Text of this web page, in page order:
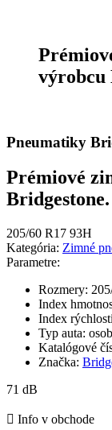
výrobcu
Pneumatiky
Prémiové
Bridgestone.
205/60 R17 93H
Kategória: Zimné
Parametre:
Rozmery:
Index
Index
Typ auta:
Katalógové
Značka:
71 dB
 Info v obchode